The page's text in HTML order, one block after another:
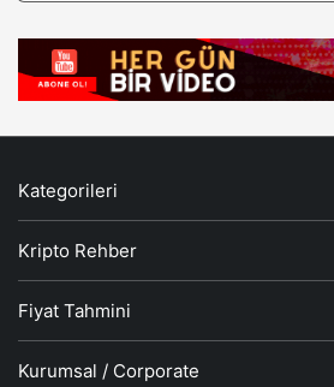
Kategorileri
Kripto Rehber
Fiyat Tahmini
Kurumsal / Corporate